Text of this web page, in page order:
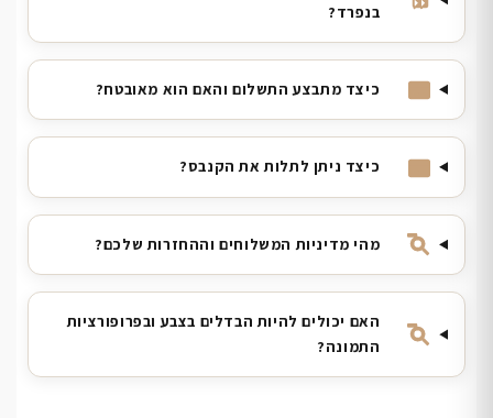
בנפרד?
כיצד מתבצע התשלום והאם הוא מאובטח?
כיצד ניתן לתלות את הקנבס?
מהי מדיניות המשלוחים וההחזרות שלכם?
האם יכולים להיות הבדלים בצבע ובפרופורציות
התמונה?